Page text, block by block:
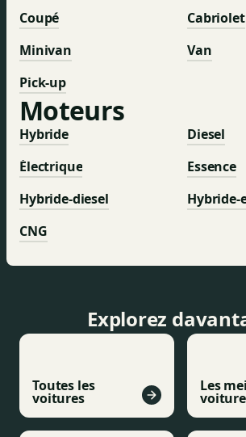
Coupé
Cabriolet
Minivan
Van
Pick-up
Moteurs
Hybride
Diesel
Électrique
Essence
Hybride-diesel
Hybride-
CNG
Explorez
Toutes les
voitures
Les